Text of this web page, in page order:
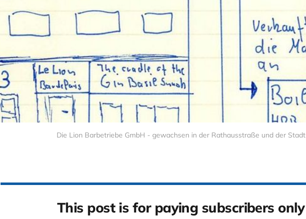
Die Lion Barbetriebe GmbH - gewachsen in der Rathausstraße und der Stadt
This post is for paying subscribers only